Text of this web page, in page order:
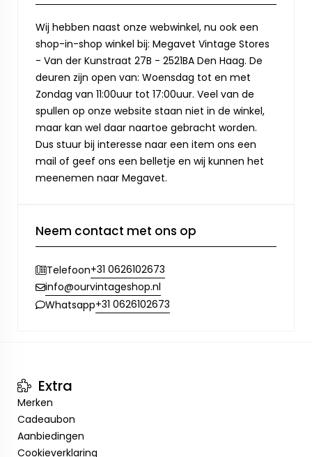
Wij hebben naast onze webwinkel, nu ook een
shop-in-shop winkel bij: Megavet Vintage Stores
- Van der Kunstraat 27B - 2521BA Den Haag. De
deuren zijn open van: Woensdag tot en met
Zondag van 11:00uur tot 17:00uur. Veel van de
spullen op onze website staan niet in de winkel,
maar kan wel daar naartoe gebracht worden.
Dus stuur bij interesse naar een item ons een
mail of geef ons een belletje en wij kunnen het
meenemen naar Megavet.
Neem contact met ons op
Telefoon+31 0626102673
info@ourvintageshop.nl
Whatsapp+31 0626102673
Extra
Merken
Cadeaubon
Aanbiedingen
Cookieverklaring